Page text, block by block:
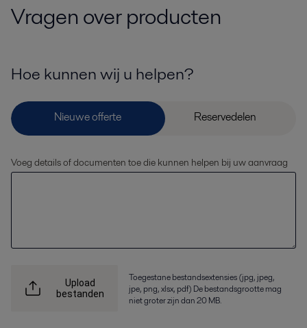
Vragen over producten
Hoe kunnen wij u helpen?
Voeg details of documenten toe die kunnen helpen bij uw aanvraag
Upload
bestanden
Toegestane bestandsextensies (jpg, jpeg,
jpe, png, xlsx, pdf) De bestandsgrootte mag
niet groter zijn dan 20 MB.